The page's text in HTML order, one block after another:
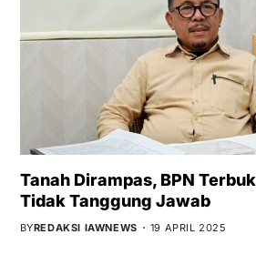
Tanah Dirampas, BPN
Tidak Tanggung Jawab
BYREDAKSI IAWNEWS 19 APRIL 2025